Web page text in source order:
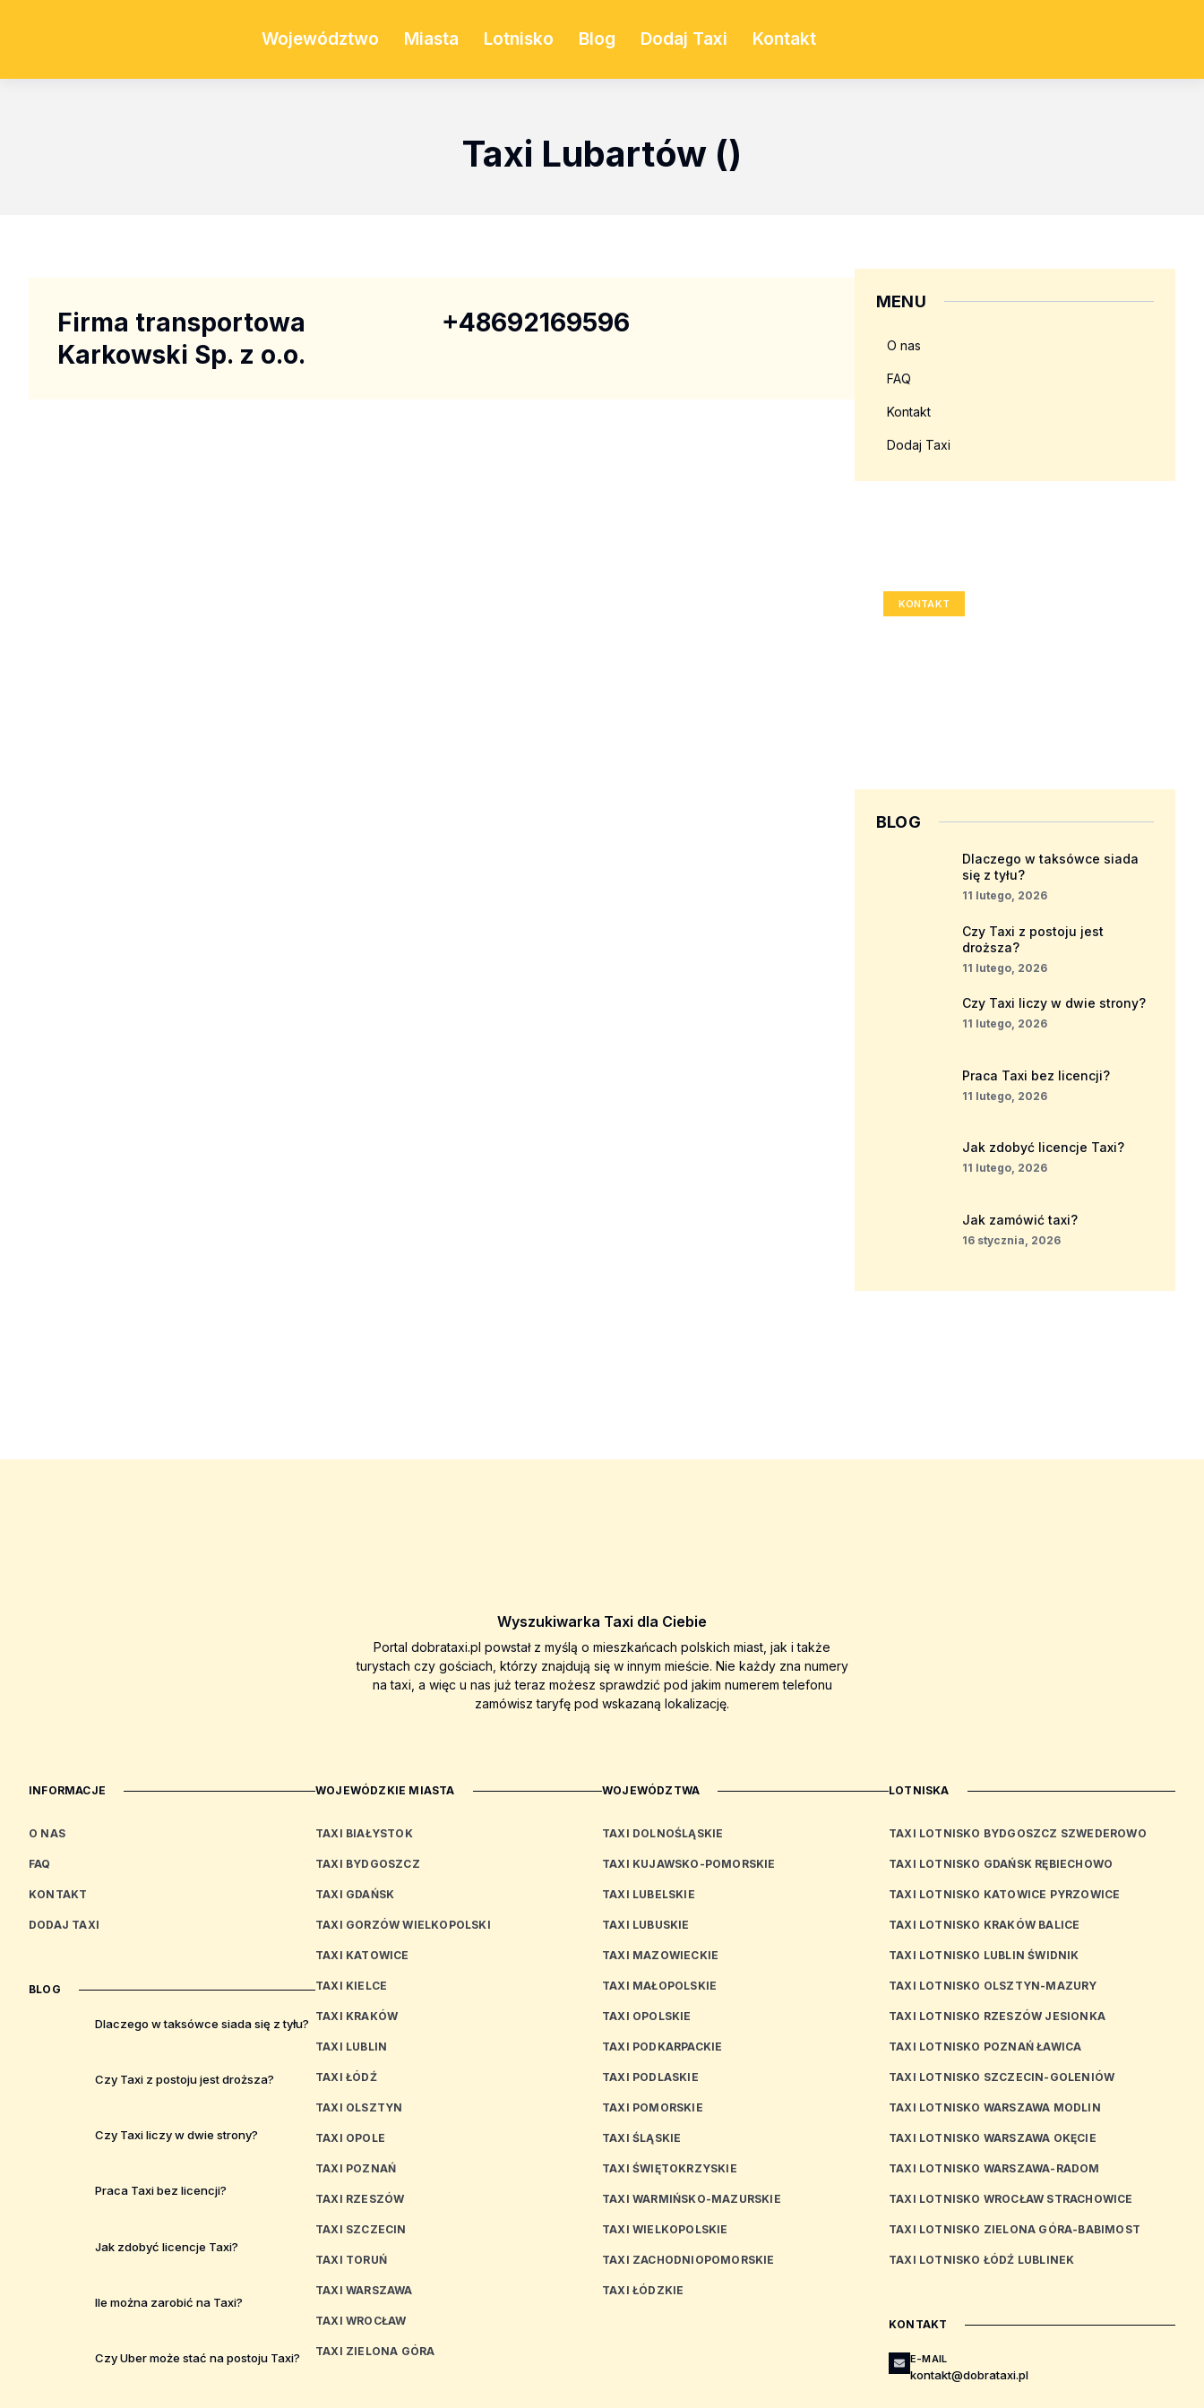
Województwo Miasta Lotnisko Blog Dodaj Taxi Kontakt
Taxi Lubartów ()
Firma transportowa
Karkowski Sp. z o.o.
+48692169596
MENU
O nas
FAQ
Kontakt
Dodaj Taxi
KONTAKT
BLOG
Dlaczego w taksówce siada
się z tyłu?
11 lutego, 2026
Czy Taxi z postoju jest
droższa?
11 lutego, 2026
Czy Taxi liczy w dwie strony?
11 lutego, 2026
Praca Taxi bez licencji?
11 lutego, 2026
Jak zdobyć licencje Taxi?
11 lutego, 2026
Jak zamówić taxi?
16 stycznia, 2026
Wyszukiwarka Taxi dla Ciebie
Portal dobrataxi.pl powstał z myślą o mieszkańcach polskich miast, jak i także
turystach czy gościach, którzy znajdują się w innym mieście. Nie każdy zna numery
na taxi, a więc u nas już teraz możesz sprawdzić pod jakim numerem telefonu
zamówisz taryfę pod wskazaną lokalizację.
INFORMACJE
O NAS
FAQ
KONTAKT
DODAJ TAXI
BLOG
Dlaczego w taksówce siada się z tyłu?
Czy Taxi z postoju jest droższa?
Czy Taxi liczy w dwie strony?
Praca Taxi bez licencji?
Jak zdobyć licencje Taxi?
Ile można zarobić na Taxi?
Czy Uber może stać na postoju Taxi?
WOJEWÓDZKIE MIASTA
TAXI BIAŁYSTOK
TAXI BYDGOSZCZ
TAXI GDAŃSK
TAXI GORZÓW WIELKOPOLSKI
TAXI KATOWICE
TAXI KIELCE
TAXI KRAKÓW
TAXI LUBLIN
TAXI ŁÓDŹ
TAXI OLSZTYN
TAXI OPOLE
TAXI POZNAŃ
TAXI RZESZÓW
TAXI SZCZECIN
TAXI TORUŃ
TAXI WARSZAWA
TAXI WROCŁAW
TAXI ZIELONA GÓRA
WOJEWÓDZTWA
TAXI DOLNOŚLĄSKIE
TAXI KUJAWSKO-POMORSKIE
TAXI LUBELSKIE
TAXI LUBUSKIE
TAXI MAZOWIECKIE
TAXI MAŁOPOLSKIE
TAXI OPOLSKIE
TAXI PODKARPACKIE
TAXI PODLASKIE
TAXI POMORSKIE
TAXI ŚLĄSKIE
TAXI ŚWIĘTOKRZYSKIE
TAXI WARMIŃSKO-MAZURSKIE
TAXI WIELKOPOLSKIE
TAXI ZACHODNIOPOMORSKIE
TAXI ŁÓDZKIE
LOTNISKA
TAXI LOTNISKO BYDGOSZCZ SZWEDEROWO
TAXI LOTNISKO GDAŃSK RĘBIECHOWO
TAXI LOTNISKO KATOWICE PYRZOWICE
TAXI LOTNISKO KRAKÓW BALICE
TAXI LOTNISKO LUBLIN ŚWIDNIK
TAXI LOTNISKO OLSZTYN-MAZURY
TAXI LOTNISKO RZESZÓW JESIONKA
TAXI LOTNISKO POZNAŃ ŁAWICA
TAXI LOTNISKO SZCZECIN-GOLENIÓW
TAXI LOTNISKO WARSZAWA MODLIN
TAXI LOTNISKO WARSZAWA OKĘCIE
TAXI LOTNISKO WARSZAWA-RADOM
TAXI LOTNISKO WROCŁAW STRACHOWICE
TAXI LOTNISKO ZIELONA GÓRA-BABIMOST
TAXI LOTNISKO ŁÓDŹ LUBLINEK
KONTAKT
E-MAIL
kontakt@dobrataxi.pl